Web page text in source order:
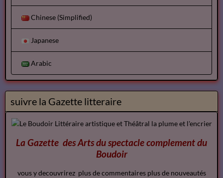
Chinese (Simplified)
Japanese
Arabic
suivre la Gazette litteraire
La Gazette des Arts du spectaclecomplementdu
Boudoir
vous y decouvrirez plus de commentaires plus de nouveautés